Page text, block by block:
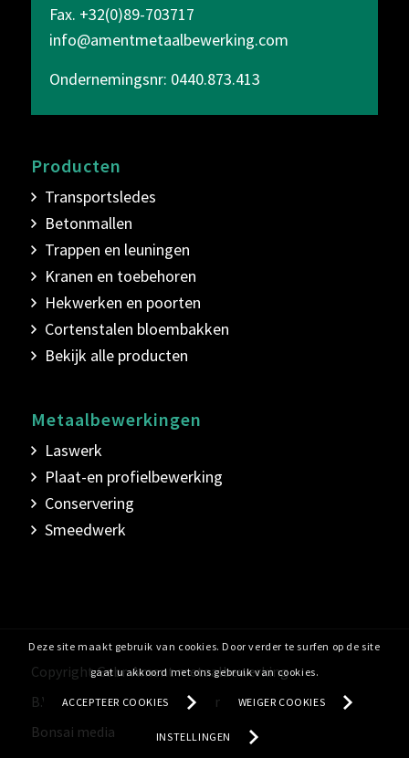
Fax. +32(0)89-703717
info@amentmetaalbewerking.com
Ondernemingsnr: 0440.873.413
Producten
Transportsledes
Betonmallen
Trappen en leuningen
Kranen en toebehoren
Hekwerken en poorten
Cortenstalen bloembakken
Bekijk alle producten
Metaalbewerkingen
Laswerk
Plaat-en profielbewerking
Conservering
Smeedwerk
Copyright Gebr. Ament metaalbewerking
B.V.B.A
• Privacyverklaring •
Website door
Bonsai media
Deze site maakt gebruik van cookies. Door verder te surfen op de site
gaat u akkoord met ons gebruik van cookies.
ACCEPTEER COOKIES WEIGER COOKIES
INSTELLINGEN